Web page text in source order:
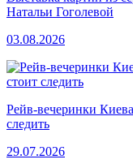
Натальи Гоголевой
03.08.2026
Рейв-вечеринки
следить
29.07.2026